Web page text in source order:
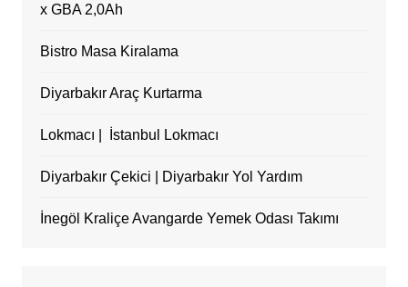
x GBA 2,0Ah
Bistro Masa Kiralama
Diyarbakır Araç Kurtarma
Lokmacı | İstanbul Lokmacı
Diyarbakır Çekici | Diyarbakır Yol Yardım
İnegöl Kraliçe Avangarde Yemek Odası Takımı